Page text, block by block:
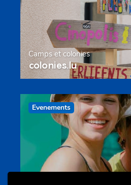
Camps et colonies
colonies.lu
Evenements